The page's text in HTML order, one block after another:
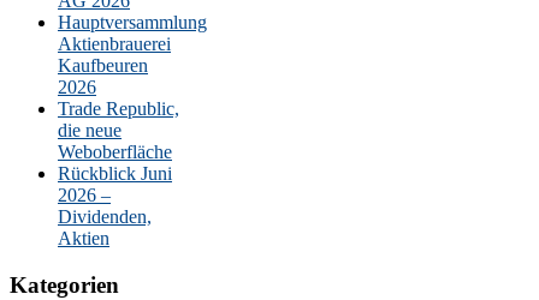
Hauptversammlung
Aktienbrauerei
Kaufbeuren
2026
Trade Republic,
die neue
Weboberfläche
Rückblick Juni
2026 –
Dividenden,
Aktien
Kategorien